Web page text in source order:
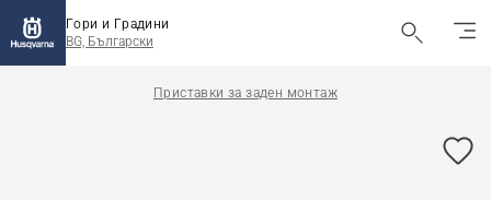
Гори и Градини
BG, Български
Приставки за заден монтаж